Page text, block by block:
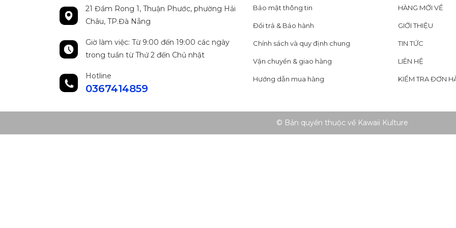
21 Đầm Rong 1, Thuận Phước, phường Hải
Châu, TP.Đà Nẵng
Giờ làm việc: Từ 9:00 đến 19:00 các ngày
trong tuần từ Thứ 2 đến Chủ nhật
Hotline
0367414859
Bảo mật thông tin
Đổi trả & Bảo hành
Chính sách và quy định chung
Vận chuyển & giao hàng
Hướng dẫn mua hàng
HÀNG MỚI VỀ
GIỚI THIỆU
TIN TỨC
LIÊN HỆ
KIỂM TRA ĐƠN
© Bản quyền thuộc về Kawaii Kulture